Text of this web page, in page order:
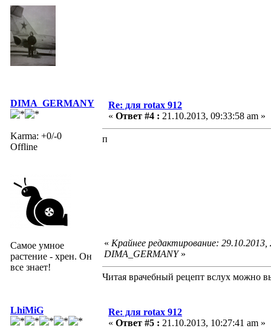
DIMA_GERMANY
Karma: +0/-0
Offline
Самое умное
растение - хрен. Он
все знает!
Re: для rotax 912
« Ответ #4 : 21.10.2013, 09:33:58 am »
п
« Крайнее редактирование:
DIMA_GERMANY»
Читая врачебный рецепт вслух можно
LhiMiG
Re: для rotax 912
« Ответ #5 : 21.10.2013, 10:27:41 am »